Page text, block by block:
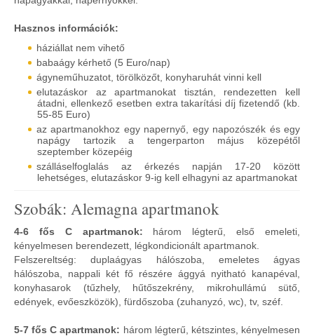
Hasznos információk:
háziállat nem vihető
babaágy kérhető (5 Euro/nap)
ágyneműhuzatot, törölközőt, konyharuhát vinni kell
elutazáskor az apartmanokat tisztán, rendezetten kell
átadni, ellenkező esetben extra takarítási díj fizetendő (kb.
55-85 Euro)
az apartmanokhoz egy napernyő, egy napozószék és egy
napágy tartozik a tengerparton május közepétől
szeptember közepéig
szálláselfoglalás az érkezés napján 17-20 között
lehetséges, elutazáskor 9-ig kell elhagyni az apartmanokat
Szobák: Alemagna apartmanok
4-6 fős C apartmanok: három légterű, első emeleti,
kényelmesen berendezett, légkondicionált apartmanok.
Felszereltség: duplaágyas hálószoba, emeletes ágyas
hálószoba, nappali két fő részére ággyá nyitható kanapéval,
konyhasarok (tűzhely, hűtőszekrény, mikrohullámú sütő,
edények, evőeszközök), fürdőszoba (zuhanyzó, wc), tv, széf.
5-7 fős C apartmanok: három légterű, kétszintes, kényelmesen